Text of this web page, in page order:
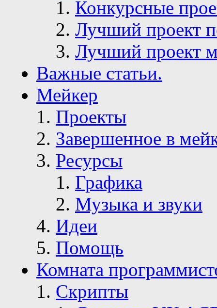
Конкурсные
Лучший проект
Лучший проект
Важные статьи.
Мейкер
Проекты
Завершенное в
Ресурсы
Графика
Музыка и звуки
Идеи
Помощь
Комната
Скрипты